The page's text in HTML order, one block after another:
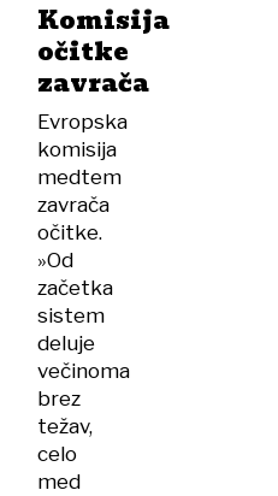
Komisija
očitke
zavrača
Evropska
komisija
medtem
zavrača
očitke.
»Od
začetka
sistem
deluje
večinoma
brez
težav,
celo
med